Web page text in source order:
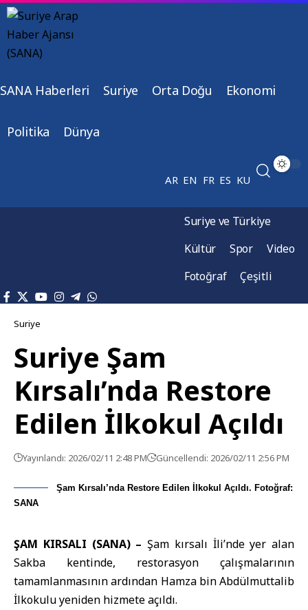
SANA Haberleri Suriye Orta Doğu Ekonomi
Politika Dünya
AR EN FR ES KU
Suriye ve Türkiye
Kültür
Spor
Video
Fotoğraf
Çeşitli
Suriye
Suriye Şam
Kırsalı’nda Restore
Edilen İlkokul Açıldı
Yayınlandı: 2026/02/11 2:48 PM Güncellendi: 2026/02/11 2:56 PM
Şam Kırsalı’nda Restore Edilen İlkokul Açıldı. Fotoğraf:
SANA
ŞAM KIRSALI (SANA) – Şam kırsalı İli’nde yer alan
Sakba kentinde, restorasyon çalışmalarının
tamamlanmasının ardından Hamza bin Abdülmuttalib
İlkokulu yeniden hizmete açıldı.